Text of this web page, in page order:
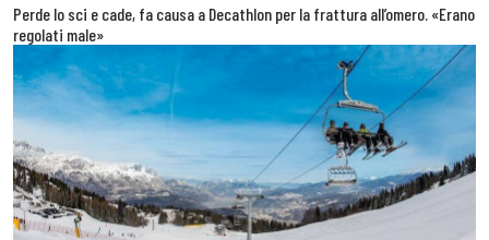
Perde lo sci e cade, fa causa a Decathlon per la frattura all’omero. «Erano
regolati male»